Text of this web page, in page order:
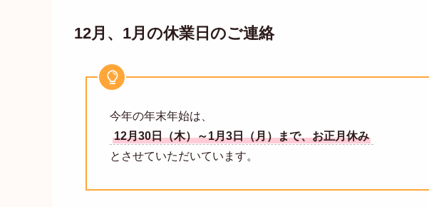
12月、1月の休業日のご連絡
今年の年末年始は、
12月30日（木）～1月3日（月）まで、お正月休み
とさせていただいています。